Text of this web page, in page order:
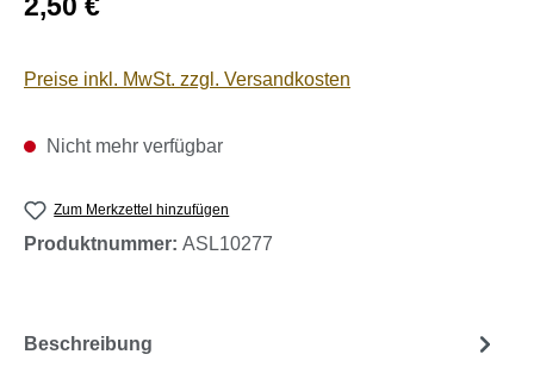
Preise inkl. MwSt. zzgl. Versandkosten
Nicht mehr verfügbar
Zum Merkzettel hinzufügen
Produktnummer: ASL10277
Beschreibung